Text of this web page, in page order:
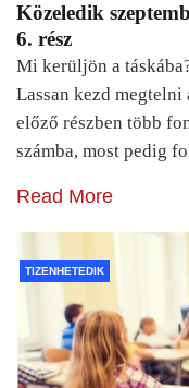
Közeledik
6. rész
Mi kerüljön a
Lassan kezd
előző részben több
számba, most pedig
Read More
TIZENHETEDIK